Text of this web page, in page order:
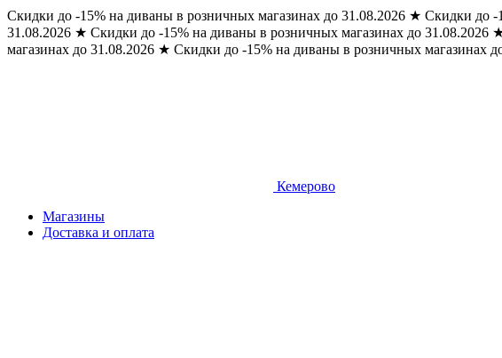
Скидки до -15% на диваны в розничных магазинах до 31.08.2026 ★ Скидки до -
31.08.2026 ★ Скидки до -15% на диваны в розничных магазинах до 31.08.2026
магазинах до 31.08.2026 ★ Скидки до -15% на диваны в розничных магазинах
Кемерово
Магазины
Доставка и оплата